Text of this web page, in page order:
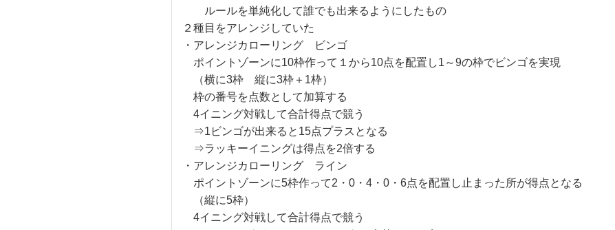
ルールを単純化して誰でも出来るようにしたもの
２種目をアレンジしていた
・アレンジカローリング ビンゴ
ポイントゾーンに10枠作って１から10点を配置し1～9の枠でビンゴを実現
（横に3枠 縦に3枠＋1枠）
枠の番号を点数として加算する
4イニング対戦して合計得点で競う
⇒1ビンゴが出来ると15点プラスとなる
⇒ラッキーイニングは得点を2倍する
・アレンジカローリング ライン
ポイントゾーンに5枠作って2・0・4・0・6点を配置し止まった所が得点となる
（縦に5枠）
4イニング対戦して合計得点で競う